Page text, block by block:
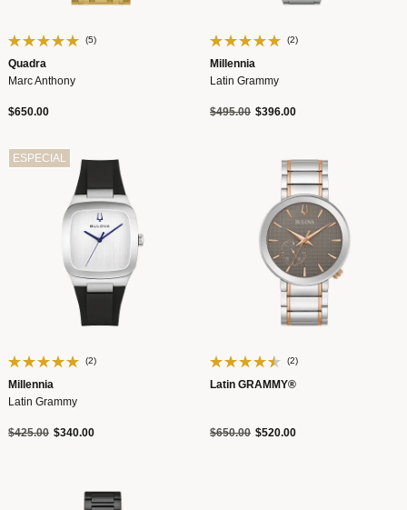
(5)
Quadra
Marc Anthony
$650.00
(2)
Millennia
Latin Grammy
Precio reducido de
$495.00a$396.00
ESPECIAL
(2)
Millennia
Latin Grammy
Precio reducido de
$425.00a$340.00
(2)
Latin GRAMMY®
Precio reducido de
$650.00a$520.00